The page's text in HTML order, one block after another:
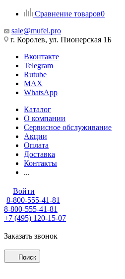
Сравнение товаров0
sale@mufel.pro
г. Королев, ул. Пионерская 1Б
Вконтакте
Telegram
Rutube
MAX
WhatsApp
Каталог
О компании
Сервисное обслуживание
Акции
Оплата
Доставка
Контакты
...
Войти
8-800-555-41-81
8-800-555-41-81
+7 (495) 120-15-07
Заказать звонок
Поиск